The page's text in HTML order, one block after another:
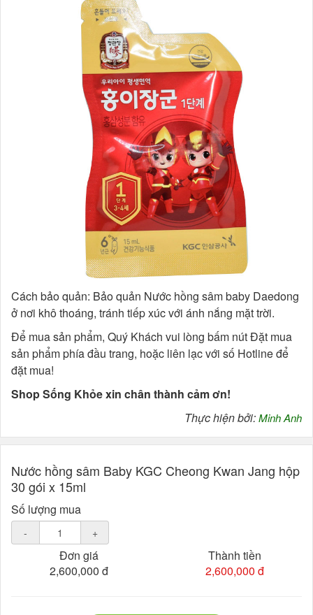
Cách bảo quản: Bảo quản Nước hồng sâm baby Daedong
ở nơi khô thoáng, tránh tiếp xúc với ánh nắng mặt trời.
Để mua sản phẩm, Quý Khách vui lòng bấm nút Đặt mua
sản phẩm phía đầu trang, hoặc liên lạc với số Hotline để
đặt mua!
Shop Sống Khỏe xin chân thành cảm ơn!
Thực hiện bởi:Minh Anh
Nước hồng sâm Baby KGC Cheong Kwan Jang hộp
30 gói x 15ml
Số lượng mua
- +
Đơn giá
2,600,000 đ
Thành tiền
2,600,000 đ